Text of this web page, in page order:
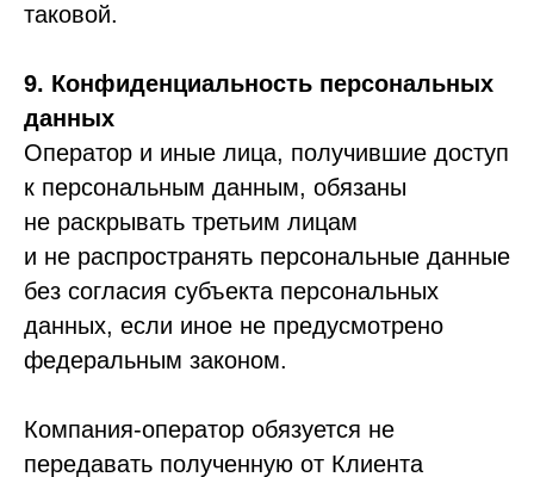
таковой.
9. Конфиденциальность персональных
данных
Оператор и иные лица, получившие доступ
к персональным данным, обязаны
не раскрывать третьим лицам
и не распространять персональные данные
без согласия субъекта персональных
данных, если иное не предусмотрено
федеральным законом.
Компания-оператор обязуется не
передавать полученную от Клиента